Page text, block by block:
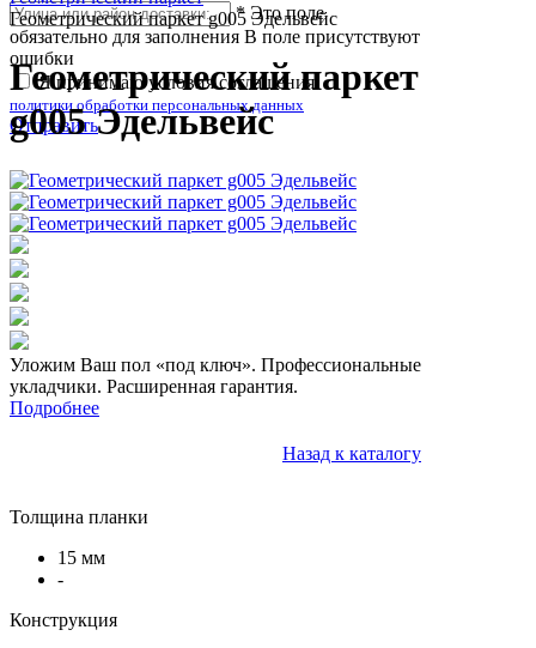
* Это поле
обязательно для заполнения В поле присутствуют
ошибки
Я принимаю условия соглашения
политики обработки персональных данных
Отправить
Геометрический паркет g005 Эдельвейс
Геометрический паркет
g005 Эдельвейс
Уложим Ваш пол «под ключ». Профессиональные
укладчики. Расширенная гарантия.
Подробнее
Назад к каталогу
Толщина планки
15 мм
-
Конструкция